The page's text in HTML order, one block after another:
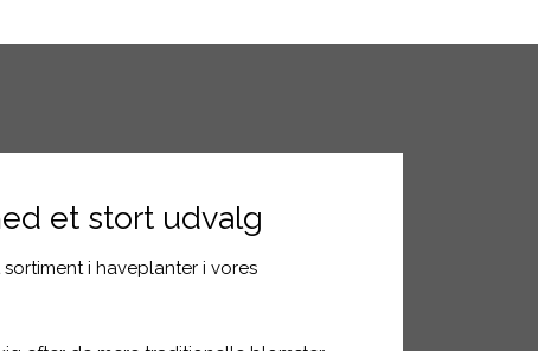
et stort udvalg
i haveplanter i vores